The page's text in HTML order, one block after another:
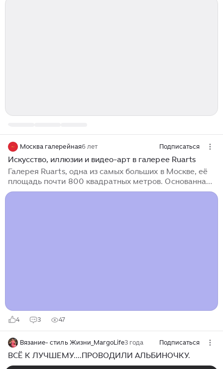
Москва галерейная6 лет Подписаться
Искусство, иллюзии и видео-арт в галерее Ruarts
Галерея Ruarts, одна из самых больших в Москве, её
площадь почти 800 квадратных метров. Основанная
в 2004 году коллекционером Марианной
4 3 47
Вязание- стиль Жизни_MargoLife3 года Подписаться
ВСЁ К ЛУЧШЕМУ....ПРОВОДИЛИ АЛЬБИНОЧКУ.